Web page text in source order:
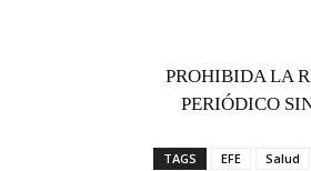
PROHIBIDA LA
PERIÓDICO
TAGS EFE Salud